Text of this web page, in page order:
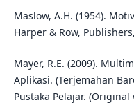
Maslow, A.H. (1954).
Harper & Row,
Mayer, R.E. (2009).
Aplikasi. (Terjemahan
Pustaka Pelajar.